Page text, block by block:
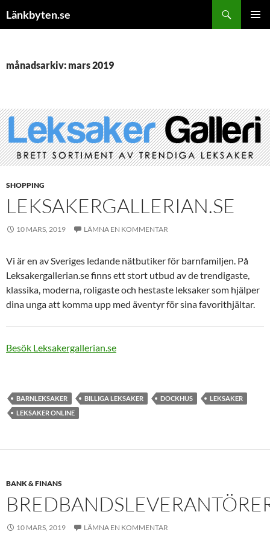
tillLänkbyten.se
månadsarkiv: mars 2019
SHOPPING
LEKSAKERGALLERIAN.SE
10 MARS, 2019 LÄMNA EN KOMMENTAR
Vi är en av Sveriges ledande nätbutiker för barnfamiljen. På
Leksakergallerian.se finns ett stort utbud av de trendigaste,
klassika, moderna, roligaste och hestaste leksaker som hjälper
dina unga att komma upp med äventyr för sina favorithjältar.
Besök Leksakergallerian.se
BARNLEKSAKER BILLIGA LEKSAKER DOCKHUS
LEKSAKER
LEKSAKER ONLINE
BANK & FINANS
10 MARS, 2019 LÄMNA EN KOMMENTAR